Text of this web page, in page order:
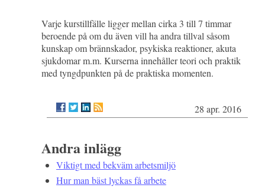
Varje kurstillfälle ligger mellan cirka 3 till 7 timmar
beroende på om du även vill ha andra tillval såsom
kunskap om brännskador, psykiska reaktioner, akuta
sjukdomar m.m. Kurserna innehåller teori och praktik
med tyngdpunkten på de praktiska momenten.
28 apr. 2016
Andra inlägg
Viktigt med bekväm arbetsmiljö
Hur man bäst lyckas få arbete